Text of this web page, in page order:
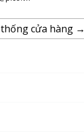
cửa hàng →